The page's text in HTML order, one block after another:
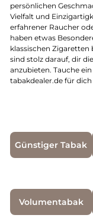
persönlichen
Vielfalt und
erfahrener Raucher
haben etwas
klassischen Zigaretten
sind stolz darauf, dir
anzubieten. Tauche
tabakdealer.de für
Günstiger Tabak
Volumentabak